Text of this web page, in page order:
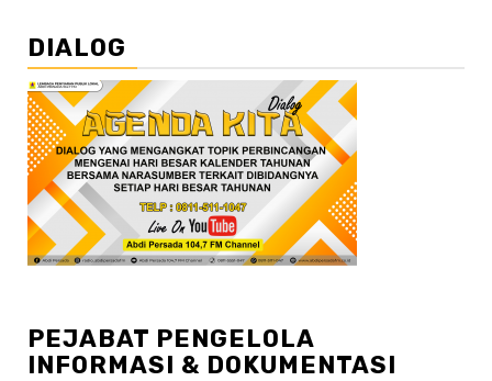
DIALOG
PEJABAT PENGELOLA
INFORMASI & DOKUMENTASI